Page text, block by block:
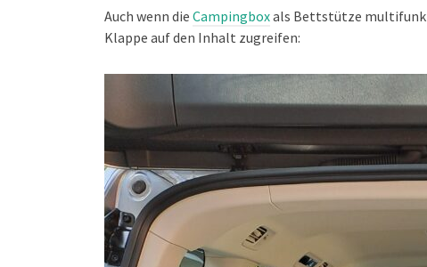
Auch wenn die Campingboxals Bettstütze
Klappe auf den Inhalt zugreifen: